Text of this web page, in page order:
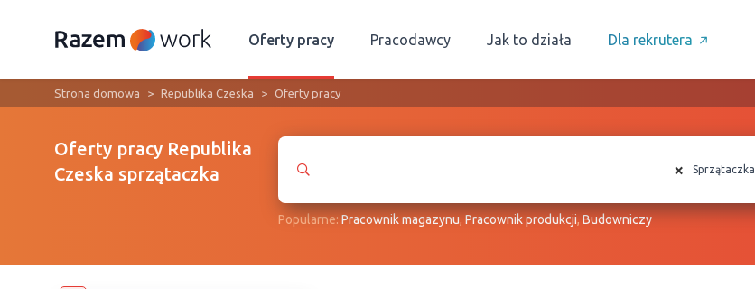
Oferty pracy Pracodawcy Jak to działa Dla rekrutera
Strona domowa Republika Czeska Oferty pracy
Oferty pracy Republika
Czeska sprzątaczka
× Sprzątaczka
Popularne:Рracownik magazynu,Pracownik produkcji,Budowniczy